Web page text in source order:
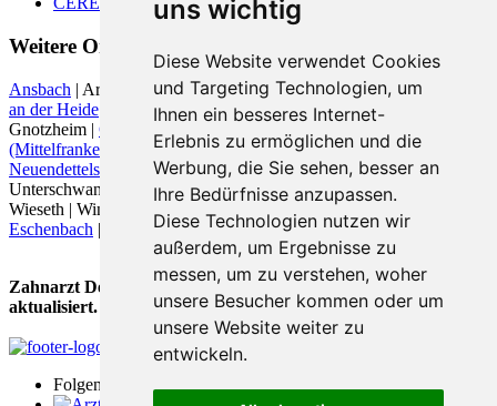
uns wichtig
Diese Website verwendet Cookies
und Targeting Technologien, um
Ihnen ein besseres Internet-
Erlebnis zu ermöglichen und die
Werbung, die Sie sehen, besser an
Ihre Bedürfnisse anzupassen.
Diese Technologien nutzen wir
außerdem, um Ergebnisse zu
messen, um zu verstehen, woher
unsere Besucher kommen oder um
unsere Website weiter zu
entwickeln.
Weitere Orte in der Nähe von
Ansbach | Arberg | Aurach | Bechhofen (Mittelfranken) |Bechhofen
an der Heide
Burgoberbach| Burk |Ehingen (Mittelfranken)
Gnotzheim | Gunzenhausen
(Mittelfranken)
Merkendorf| Mitteleschenbach | Muhr am See
Neuendettelsau
| Ornbau |Petersaurach| Sachsen bei Ansbach
Unterschwaningen | Weidenbach (Mittelfranken)| Weihenzell |
Wieseth | Windmühle bei Ansbach |
Windsbach
Eschenbach |
Zahnarzt Deutschland wurde zuletzt am 04 August 2026
aktualisiert.
Folgen Sie uns